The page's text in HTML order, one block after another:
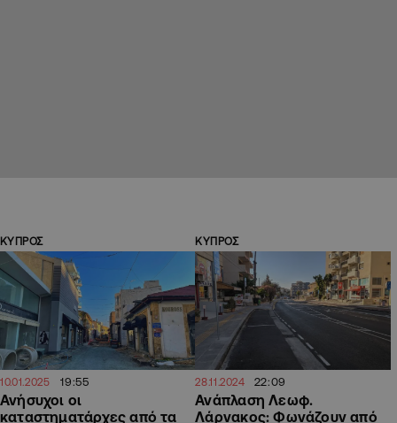
ΚΥΠΡΟΣ
10.01.2025 19:55
Ανήσυχοι οι
καταστηματάρχες από τα
ΚΥΠΡΟΣ
28.11.2024 22:09
Ανάπλαση Λεωφ.
Λάρνακος: Φωνάζουν από